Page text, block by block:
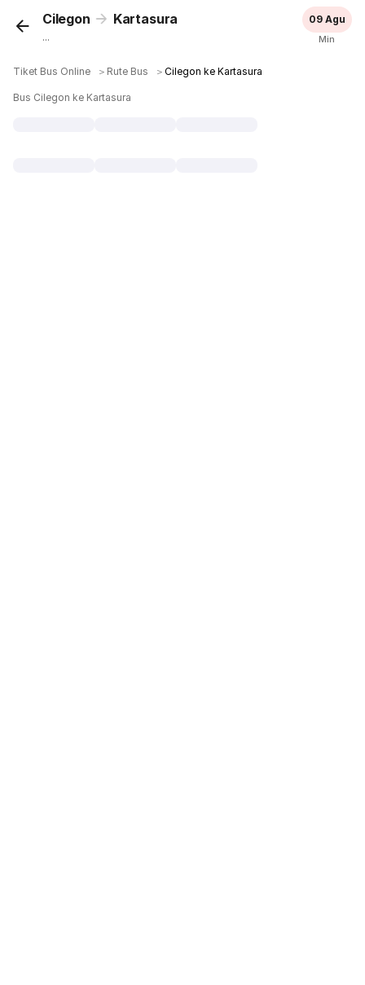
Cilegon Kartasura
...
09 Agu
Min
Tiket Bus Online ＞ Rute Bus ＞Cilegon ke Kartasura
Bus Cilegon ke Kartasura